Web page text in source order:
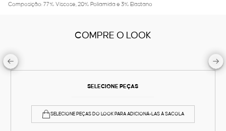
Composição: 77% Viscose, 20% Poliamida e 3% Elastano
COMPRE O LOOK
SELECIONE PEÇAS
SELECIONE PEÇAS DO LOOK PARA ADICIONÁ-LAS À SACOLA